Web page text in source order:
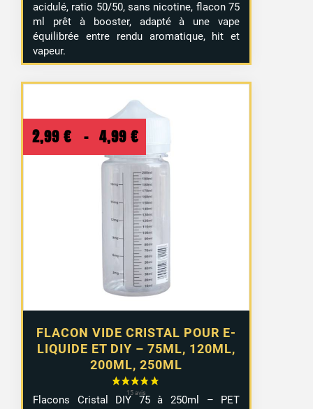
acidulé, ratio 50/50, sans nicotine, flacon 75
ml prêt à booster, adapté à une vape
équilibrée entre rendu aromatique, hit et
vapeur.
FLACON VIDE CRISTAL POUR E-
LIQUIDE ET DIY – 75ML, 120ML,
200ML, 250ML
2,99 € – 4,99 €
de
prix :
2,99 €
à
4,99 €
Flacons Cristal DIY 75 à 250ml – PET